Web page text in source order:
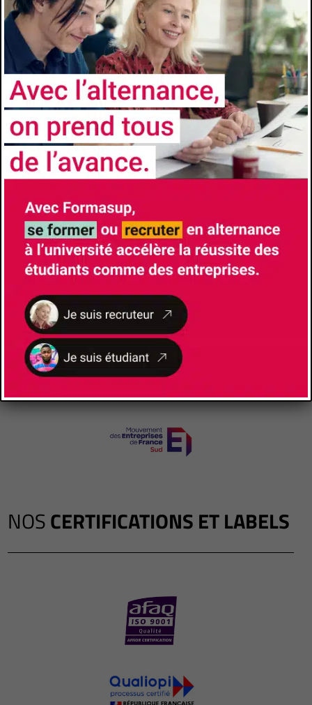
NOSCERTIFICATIONS ET LABELS